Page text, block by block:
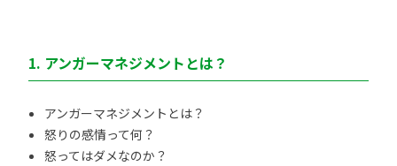
1. アンガーマネジメントとは？
アンガーマネジメントとは？
怒りの感情って何？
怒ってはダメなのか？